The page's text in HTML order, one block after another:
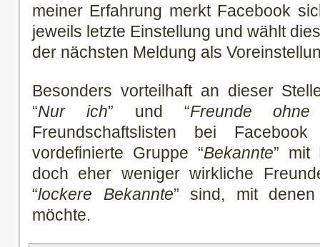
meiner Erfahrung merkt Facebook
jeweils letzte Einstellung und wählt
der nächsten Meldung als
Besonders vorteilhaft an dieser
“Nur ich” und “Freunde ohne
Freundschaftslisten bei
vordefinierte Gruppe “Bekannte” mit
doch eher weniger wirkliche
“lockere Bekannte” sind, mit
möchte.